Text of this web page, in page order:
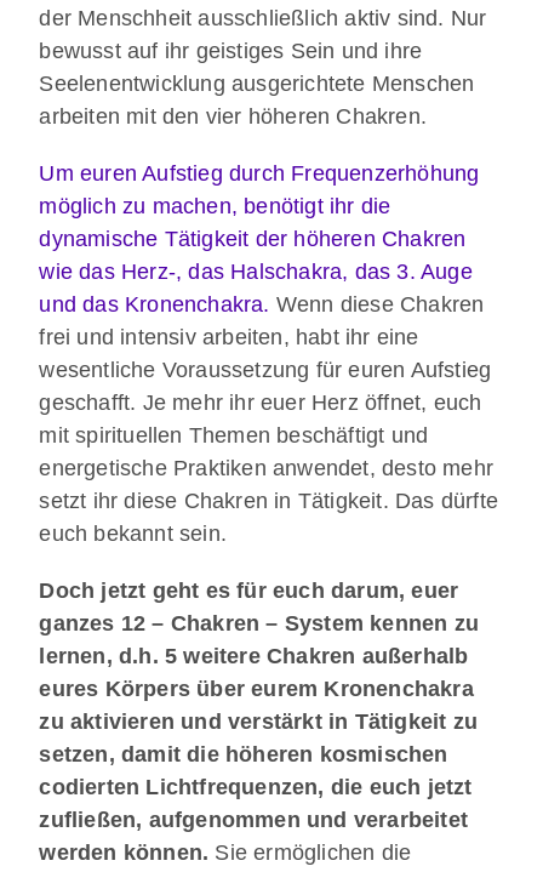
der Menschheit ausschließlich aktiv sind. Nur
bewusst auf ihr geistiges Sein und ihre
Seelenentwicklung ausgerichtete Menschen
arbeiten mit den vier höheren Chakren.
Um euren Aufstieg durch Frequenzerhöhung
möglich zu machen, benötigt ihr die
dynamische Tätigkeit der höheren Chakren
wie das Herz-, das Halschakra, das 3. Auge
und das Kronenchakra. Wenn diese Chakren
frei und intensiv arbeiten, habt ihr eine
wesentliche Voraussetzung für euren Aufstieg
geschafft. Je mehr ihr euer Herz öffnet, euch
mit spirituellen Themen beschäftigt und
energetische Praktiken anwendet, desto mehr
setzt ihr diese Chakren in Tätigkeit. Das dürfte
euch bekannt sein.
Doch jetzt geht es für euch darum, euer
ganzes 12 – Chakren – System kennen zu
lernen, d.h. 5 weitere Chakren außerhalb
eures Körpers über eurem Kronenchakra
zu aktivieren und verstärkt in Tätigkeit zu
setzen, damit die höheren kosmischen
codierten Lichtfrequenzen, die euch jetzt
zufließen, aufgenommen und verarbeitet
werden können. Sie ermöglichen die